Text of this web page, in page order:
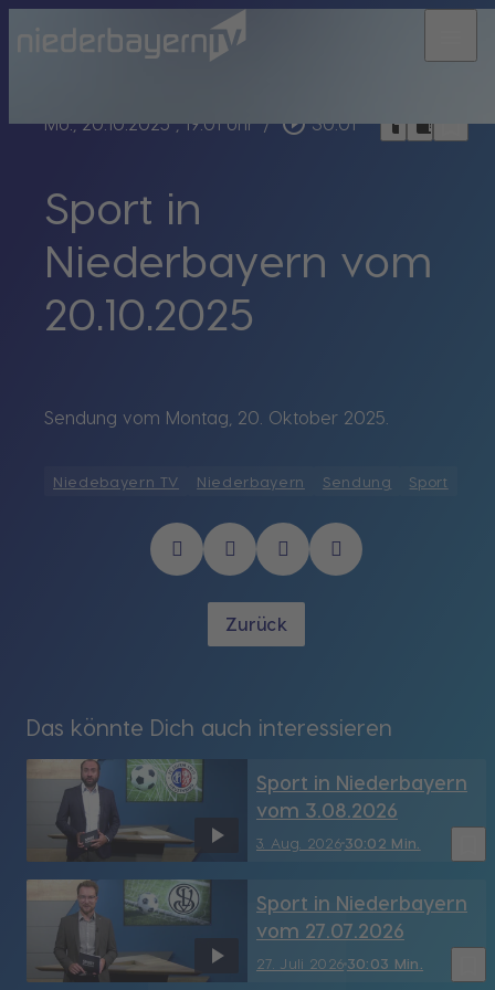
Mo., 20.10.2025, 19:01 Uhr / play_circle_outline 30:01 headphones chrome_reader_mode
Sport in
Niederbayern vom
20.10.2025
Sendung vom Montag, 20. Oktober 2025.
Niedebayern TV Niederbayern Sendung Sport
Zurück
Das könnte Dich auch interessieren
3. Aug. 202630:02 Min.
Sport in Niederbayern
vom 3.08.2026
27. Juli 202630:03 Min.
Sport in Niederbayern
vom 27.07.2026